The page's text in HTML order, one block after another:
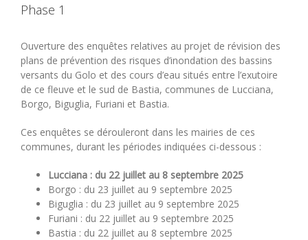
Phase 1
Ouverture des enquêtes relatives au projet de révision des
plans de prévention des risques d’inondation des bassins
versants du Golo et des cours d’eau situés entre l’exutoire
de ce fleuve et le sud de Bastia, communes de Lucciana,
Borgo, Biguglia, Furiani et Bastia.
Ces enquêtes se dérouleront dans les mairies de ces
communes, durant les périodes indiquées ci-dessous :
Lucciana : du 22 juillet au 8 septembre 2025
Borgo : du 23 juillet au 9 septembre 2025
Biguglia : du 23 juillet au 9 septembre 2025
Furiani : du 22 juillet au 9 septembre 2025
Bastia : du 22 juillet au 8 septembre 2025